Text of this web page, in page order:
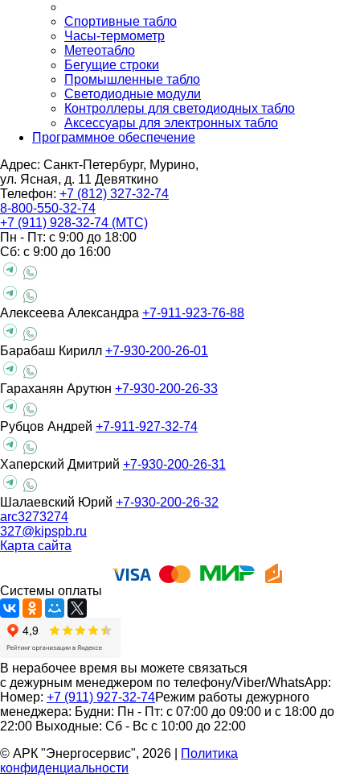
Спортивные табло
Часы-термометр
Метеотабло
Бегущие строки
Промышленные табло
Светодиодные модули
Контроллеры для светодиодных табло
Аксессуары для электронных табло
Программное обеспечение
Адрес: Санкт-Петербург, Мурино,
ул. Ясная, д. 11 Девяткино
Телефон: +7 (812) 327-32-74
8-800-550-32-74
+7 (911) 928-32-74 (МТС)
Пн - Пт: с 9:00 до 18:00
Сб: с 9:00 до 16:00
Алексеева Александра +7-911-923-76-88
Барабаш Кирилл +7-930-200-26-01
Гараханян Арутюн +7-930-200-26-33
Рубцов Андрей +7-911-927-32-74
Хаперский Дмитрий +7-930-200-26-31
Шалаевский Юрий +7-930-200-26-32
arc3273274
327@kipspb.ru
Карта сайта
Системы оплаты
В нерабочее время вы можете связаться
с дежурным менеджером по телефону/Viber/WhatsApp:
Номер: +7 (911) 927-32-74Режим работы дежурного
менеджера: Будни: Пн - Пт: с 07:00 до 09:00 и с 18:00 до
22:00 Выходные: Сб - Вс с 10:00 до 22:00
© АРК "Энергосервис", 2026
Политика
конфиденциальности